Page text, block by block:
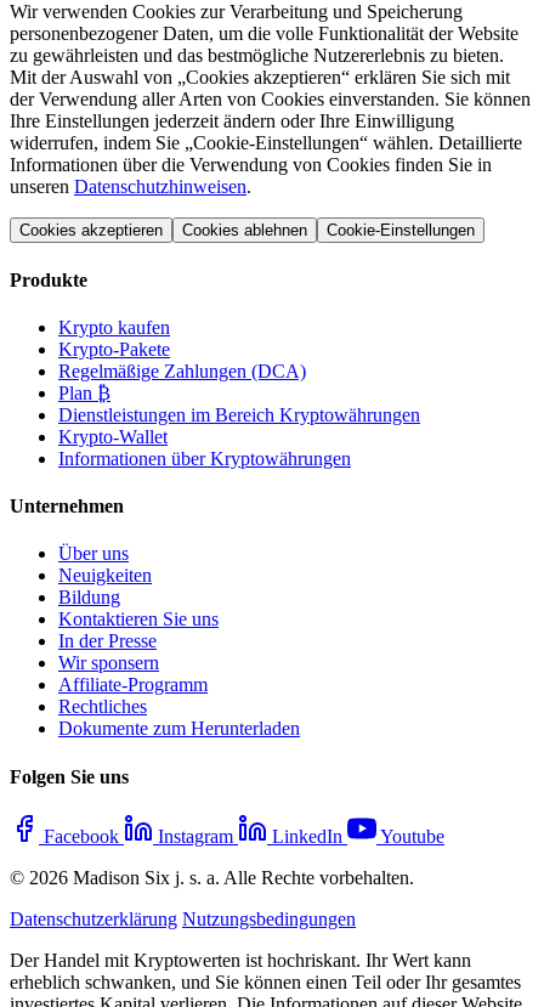
Wir verwenden Cookies zur Verarbeitung und Speicherung
personenbezogener Daten, um die volle Funktionalität der Website
zu gewährleisten und das bestmögliche Nutzererlebnis zu bieten.
Mit der Auswahl von „Cookies akzeptieren“ erklären Sie sich mit
der Verwendung aller Arten von Cookies einverstanden. Sie können
Ihre Einstellungen jederzeit ändern oder Ihre Einwilligung
widerrufen, indem Sie „Cookie-Einstellungen“ wählen. Detaillierte
Informationen über die Verwendung von Cookies finden Sie in
unseren Datenschutzhinweisen.
Cookies akzeptieren Cookies ablehnen Cookie-Einstellungen
Produkte
Krypto kaufen
Krypto-Pakete
Regelmäßige Zahlungen (DCA)
Plan ₿
Dienstleistungen im Bereich Kryptowährungen
Krypto-Wallet
Informationen über Kryptowährungen
Unternehmen
Über uns
Neuigkeiten
Bildung
Kontaktieren Sie uns
In der Presse
Wir sponsern
Affiliate-Programm
Rechtliches
Dokumente zum Herunterladen
Folgen Sie uns
Facebook Instagram LinkedIn
Youtube
© 2026 Madison Six j. s. a. Alle Rechte vorbehalten.
Datenschutzerklärung Nutzungsbedingungen
Der Handel mit Kryptowerten ist hochriskant. Ihr Wert kann
erheblich schwanken, und Sie können einen Teil oder Ihr gesamtes